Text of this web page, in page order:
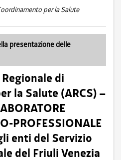
per la Salute
presentazione delle
di
la Salute (ARCS) –
PROFESSIONALE
enti del Servizio
del Friuli Venezia